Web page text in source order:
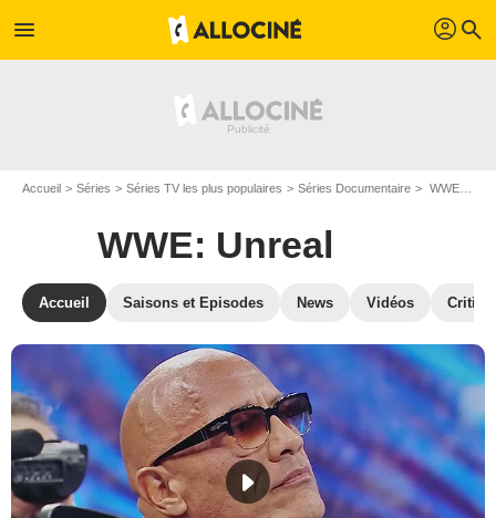
menu profil search
Accueil Séries Séries TV les plus populaires Séries Documentaire WWE: Unreal
WWE: Unreal
Accueil Saisons et Episodes News Vidéos